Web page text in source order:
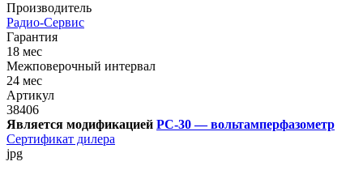
Производитель
Радио-Сервис
Гарантия
18 мес
Межповерочный интервал
24 мес
Артикул
38406
Является модификацией РС-30 — вольтамперфазометр
Сертификат дилера
jpg